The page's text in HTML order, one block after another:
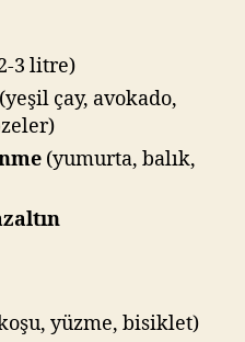
3 litre)
(yeşil çay, avokado,
(yumurta, balık,
yüzme, bisiklet)